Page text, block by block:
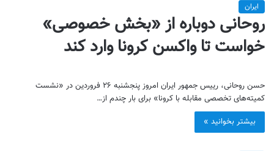
ایران
روحانی دوباره از «بخش خصوصی»
خواست تا واکسن کرونا وارد کند
حسن روحانی، رییس جمهور ایران امروز پنجشنبه ۲۶ فروردین در «نشست
کمیته‌های تخصصی مقابله با کرونا» برای بار چندم از…
بیشتر بخوانید »